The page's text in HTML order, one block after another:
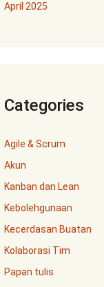
April 2025
Categories
Agile & Scrum
Akun
Kanban dan Lean
Kebolehgunaan
Kecerdasan Buatan
Kolaborasi Tim
Papan tulis